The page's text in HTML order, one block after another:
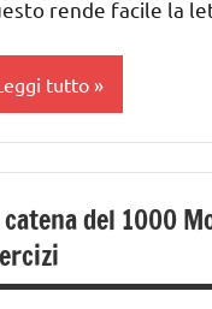
GLI
ETA'
rende facile la
tutto
classe
catena del 1000